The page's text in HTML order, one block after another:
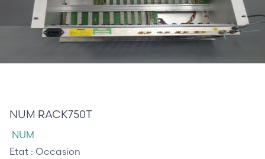
NUM RACK750T
NUM
Etat : Occasion